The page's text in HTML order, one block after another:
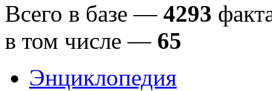
Всего в базе — 4293
в том числе— 65
Энциклопедия